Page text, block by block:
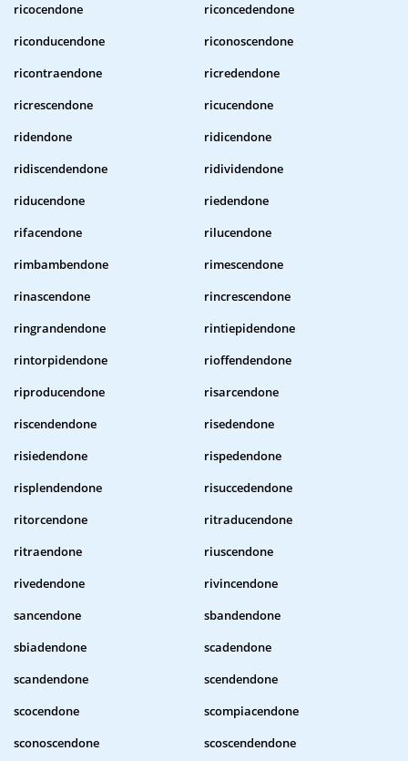
ricocendone
riconcedendone
riconducendone
riconoscendone
ricontraendone
ricredendone
ricrescendone
ricucendone
ridendone
ridicendone
ridiscendendone
ridividendone
riducendone
riedendone
rifacendone
rilucendone
rimbambendone
rimescendone
rinascendone
rincrescendone
ringrandendone
rintiepidendone
rintorpidendone
rioffendendone
riproducendone
risarcendone
riscendendone
risedendone
risiedendone
rispedendone
risplendendone
risuccedendone
ritorcendone
ritraducendone
ritraendone
riuscendone
rivedendone
rivincendone
sancendone
sbandendone
sbiadendone
scadendone
scandendone
scendendone
scocendone
scompiacendone
sconoscendone
scoscendendone